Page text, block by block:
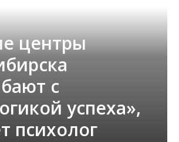
центры
с
успеха»,
психолог